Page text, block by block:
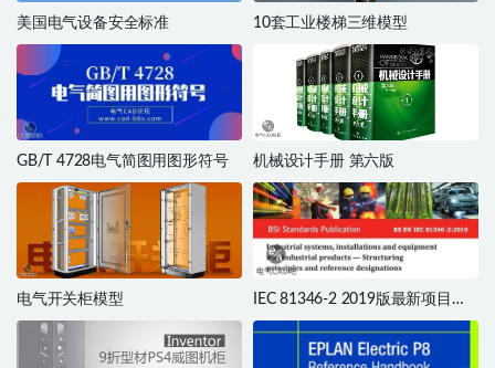
美国电气设备安全标准 10套工业楼梯三维模型
GB/T 4728电气简图用图形符号 机械设计手册 第六版
电气开关柜模型
IEC 81346-2 2019版最新项目的
分类与分类码